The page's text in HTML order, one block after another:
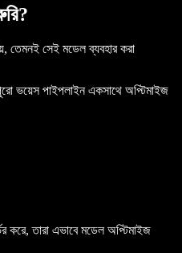
তেমনই সেই মডেল ব্যবহার করা
ভয়েস পাইপলাইন একসাথে অপ্টিমাইজ
করে, তারা এভাবে মডেল অপ্টিমাইজ